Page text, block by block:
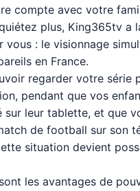
compte avec votre
plus, King365tv a
vous : le visionnage
en France.
regarder votre série
pendant que vos
sur leur tablette, et que
de football sur son
situation devient
les avantages de